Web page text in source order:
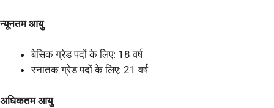
न्यूनतम आयु
बेसिक ग्रेड पदों के लिए: 18 वर्ष
स्नातक ग्रेड पदों के लिए: 21 वर्ष
अधिकतम आयु